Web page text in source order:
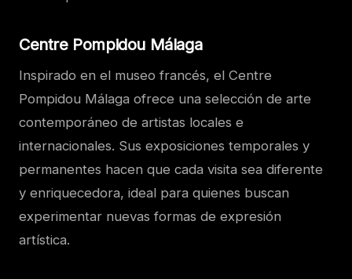
Centre Pompidou Málaga
Inspirado en el museo francés, el Centre
Pompidou Málaga ofrece una selección de arte
contemporáneo de artistas locales e
internacionales. Sus exposiciones temporales y
permanentes hacen que cada visita sea diferente
y enriquecedora, ideal para quienes buscan
experimentar nuevas formas de expresión
artística.